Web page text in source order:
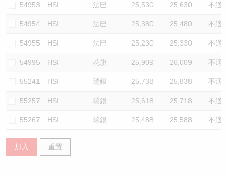
54953 HSI 法巴 25,530 25,630 不適
54954 HSI 法巴 25,380 25,480 不適
54955 HSI 法巴 25,230 25,330 不適
54995 HSI 花旗 25,909 26,009 不適
55241 HSI 瑞銀 25,738 25,838 不適
55257 HSI 瑞銀 25,618 25,718 不適
55267 HSI 瑞銀 25,488 25,588 不適
加入 重置